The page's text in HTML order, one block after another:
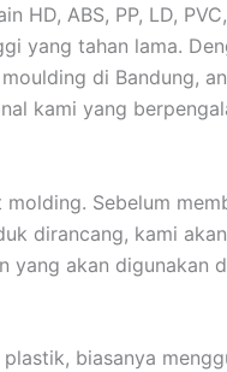
ABS, PP, LD,
yang tahan lama.
di Bandung,
kami yang
Sebelum
dirancang, kami
akan digunakan
biasanya